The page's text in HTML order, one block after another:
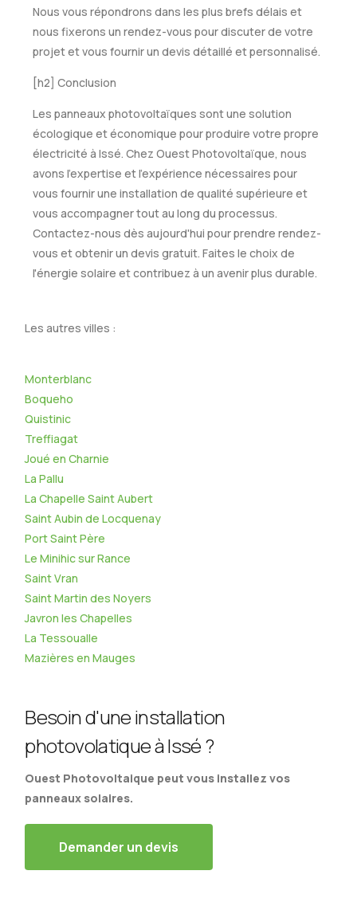
Nous vous répondrons dans les plus brefs délais et
nous fixerons un rendez-vous pour discuter de votre
projet et vous fournir un devis détaillé et personnalisé.
[h2] Conclusion
Les panneaux photovoltaïques sont une solution
écologique et économique pour produire votre propre
électricité à Issé. Chez Ouest Photovoltaïque, nous
avons l'expertise et l'expérience nécessaires pour
vous fournir une installation de qualité supérieure et
vous accompagner tout au long du processus.
Contactez-nous dès aujourd'hui pour prendre rendez-
vous et obtenir un devis gratuit. Faites le choix de
l'énergie solaire et contribuez à un avenir plus durable.
Les autres villes :
Monterblanc
Boqueho
Quistinic
Treffiagat
Joué en Charnie
La Pallu
La Chapelle Saint Aubert
Saint Aubin de Locquenay
Port Saint Père
Le Minihic sur Rance
Saint Vran
Saint Martin des Noyers
Javron les Chapelles
La Tessoualle
Mazières en Mauges
Besoin d'une installation
photovolatique à Issé ?
Ouest Photovoltaique peut vous installez vos
panneaux solaires.
Demander un devis